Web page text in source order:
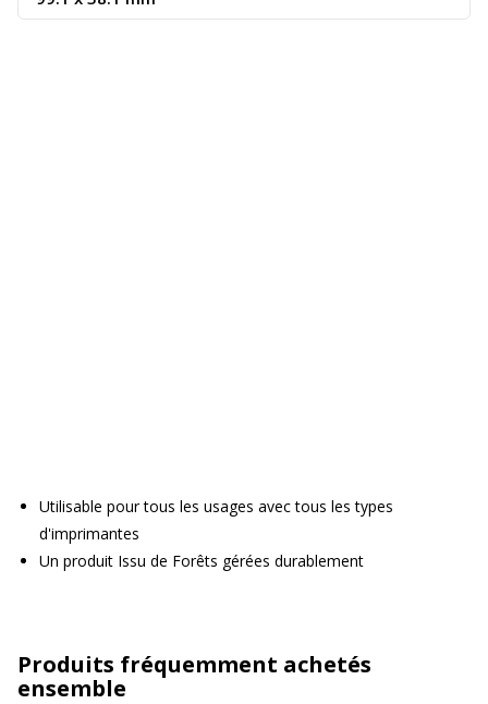
Utilisable pour tous les usages avec tous les types
d'imprimantes
Un produit Issu de Forêts gérées durablement
Produits fréquemment achetés
ensemble